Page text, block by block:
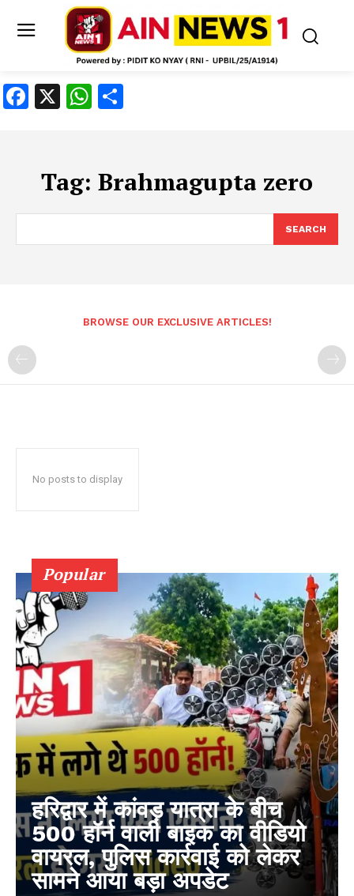
Facebook
X WhatsApp
Tag: Brahmagupta zero
SEARCH
BROWSE OUR EXCLUSIVE ARTICLES!
No posts to display
Popular
हरिद्वार में कांवड़ यात्रा के बीच
500 हॉर्न वाली बाइक का वीडियो
वायरल, पुलिस कार्रवाई को लेकर
सामने आया बड़ा अपडेट